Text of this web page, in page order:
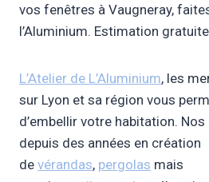
vos fenêtres à Vaugneray,
l’Aluminium. Estimation
L’Atelier de L’Aluminium, les
sur Lyon et sa région vous
d’embellir votre habitation. Nos
depuis des années en création
de vérandas, pergolas mais